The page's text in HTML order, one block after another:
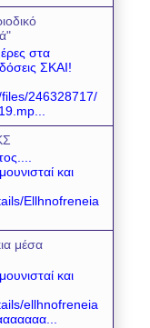
στα
ΣΚΑΙ!
246328717/
και
Ellhnofreneia
μέσα
και
ellhnofreneia